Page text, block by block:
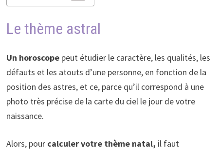
Le thème astral
Un horoscope peut étudier le caractère, les qualités, les
défauts et les atouts d’une personne, en fonction de la
position des astres, et ce, parce qu’il correspond à une
photo très précise de la carte du ciel le jour de votre
naissance.
Alors, pour calculer votre thème natal, il faut